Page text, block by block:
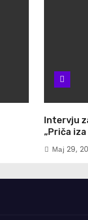
Intervju
„Priča
Мај 29,